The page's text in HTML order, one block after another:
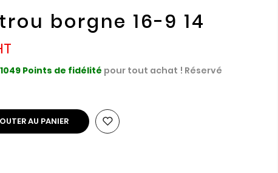
borgne 16-9 14
1049 Points de fidélité pour tout achat ! Réservé
AU PANIER